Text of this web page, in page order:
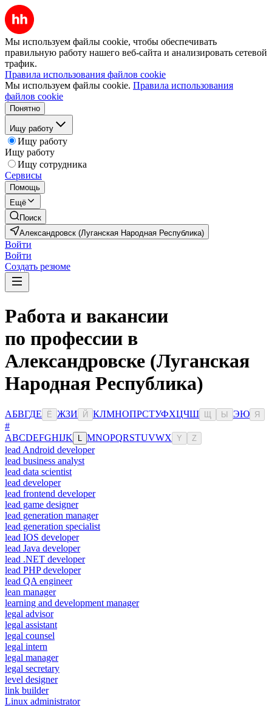
Мы используем файлы cookie, чтобы обеспечивать
правильную работу нашего веб-сайта и анализировать сетевой
трафик.
Правила использования файлов cookie
Мы используем файлы cookie. Правила использования
файлов cookie
Понятно
Ищу работу
Ищу работу
Ищу работу
Ищу сотрудника
Сервисы
Помощь
Ещё
Поиск
Александровск (Луганская Народная Республика)
Войти
Войти
Создать резюме
Работа и вакансии
по профессии в
Александровске (Луганская
Народная Республика)
АБВГДЕ Ё ЖЗИ Й КЛМНОПРСТУФХЦЧШ Ы ЭЮ Я
#
ABCDEFGHIJK MNOPQRSTUVWX Y Z
lead Android developer
lead business analyst
lead data scientist
lead developer
lead frontend developer
lead game designer
lead generation manager
lead generation specialist
lead IOS developer
lead Java developer
lead .NET developer
lead PHP developer
lead QA engineer
lean manager
learning and development manager
legal advisor
legal assistant
legal counsel
legal intern
legal manager
legal secretary
level designer
link builder
Linux administrator